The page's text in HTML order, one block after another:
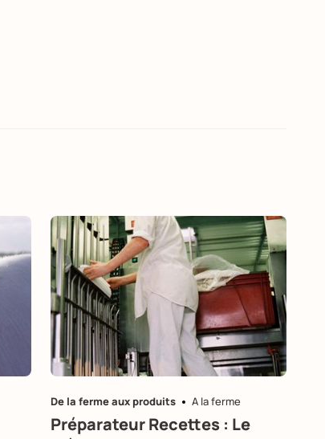
De la ferme aux produits A la ferme
Préparateur Recettes : Le